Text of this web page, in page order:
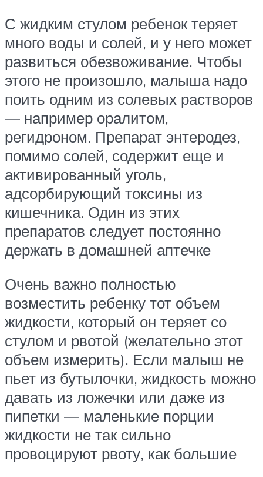
С жидким стулом ребенок теряет
много воды и солей, и у него может
развиться обезвоживание. Чтобы
этого не произошло, малыша надо
поить одним из солевых растворов
— например оралитом,
регидроном. Препарат энтеродез,
помимо солей, содержит еще и
активированный уголь,
адсорбирующий токсины из
кишечника. Один из этих
препаратов следует постоянно
держать в домашней аптечке
Очень важно полностью
возместить ребенку тот объем
жидкости, который он теряет со
стулом и рвотой (желательно этот
объем измерить). Если малыш не
пьет из бутылочки, жидкость можно
давать из ложечки или даже из
пипетки — маленькие порции
жидкости не так сильно
провоцируют рвоту, как большие